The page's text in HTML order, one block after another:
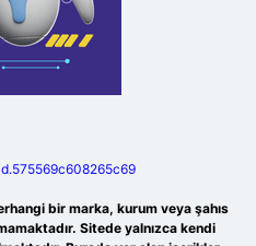
bir marka, kurum veya şahıs
Sitede yalnızca kendi